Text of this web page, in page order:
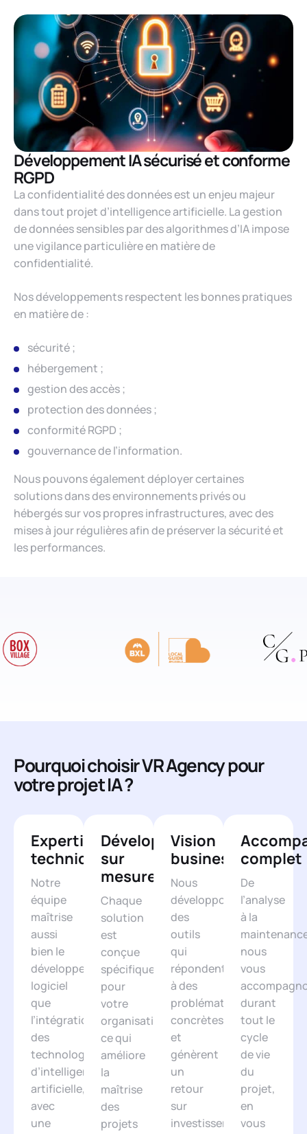
Développement IA sécurisé et conforme
RGPD
La confidentialité des données est un enjeu majeur
dans tout projet d’intelligence artificielle. La gestion
de données sensibles par des algorithmes d’IA impose
une vigilance particulière en matière de
confidentialité.
Nos développements respectent les bonnes pratiques
en matière de :
sécurité ;
hébergement ;
gestion des accès ;
protection des données ;
conformité RGPD ;
gouvernance de l’information.
Nous pouvons également déployer certaines
solutions dans des environnements privés ou
hébergés sur vos propres infrastructures, avec des
mises à jour régulières afin de préserver la sécurité et
les performances.
Pourquoi choisir VR Agency pour
votre projet IA ?
Expertise
technique
Notre
équipe
maîtrise
aussi
bien le
développement
logiciel
que
l’intégration
des
technologies
d’intelligence
artificielle,
avec
une
Développement
sur
mesure
Chaque
solution
est
conçue
spécifiquement
pour
votre
organisation,
ce qui
améliore
la
maîtrise
des
projets
Vision
business
Nous
développons
des
outils
qui
répondent
à des
problématiques
concrètes
et
génèrent
un
retour
sur
investissement
complet
De
l’analyse
à la
nous
vous
durant
tout le
cycle
de vie
du
projet,
en
vous